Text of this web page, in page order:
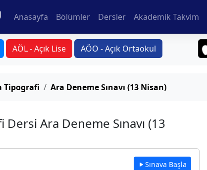
Anasayfa Bölümler Dersler Akademik Takvim
AÖL - Açık Lise AÖO - Açık Ortaokul
Tipografi Ara Deneme Sınavı (13 Nisan)
Dersi Ara Deneme Sınavı (13
Sınava Başla